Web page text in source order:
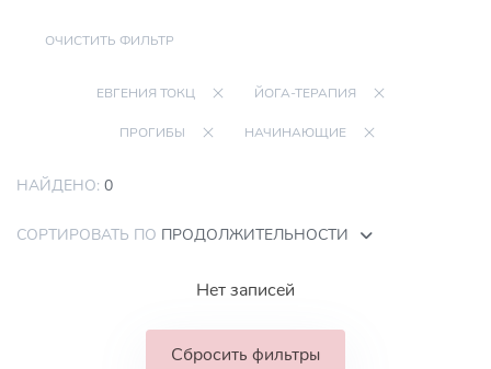
ОЧИСТИТЬ ФИЛЬТР
ЕВГЕНИЯ ТОКЦ ЙОГА-ТЕРАПИЯ
ПРОГИБЫ НАЧИНАЮЩИЕ
НАЙДЕНО: 0
СОРТИРОВАТЬ ПО ПРОДОЛЖИТЕЛЬНОСТИ
Нет записей
Сбросить фильтры